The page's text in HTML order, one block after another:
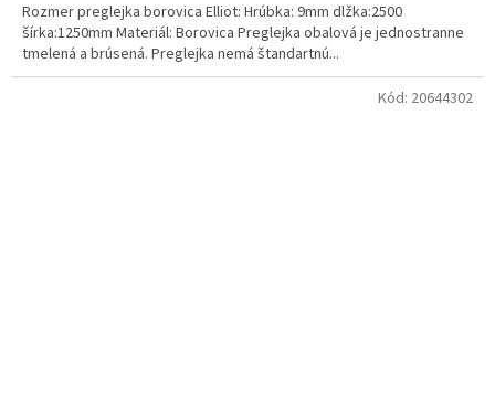
Rozmer preglejka borovica Elliot: Hrúbka: 9mm dlžka:2500
šírka:1250mm Materiál: Borovica Preglejka obalová je jednostranne
tmelená a brúsená. Preglejka nemá štandartnú...
Kód: 20644302